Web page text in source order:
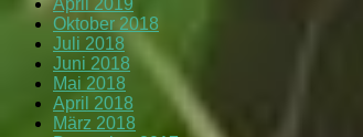
April 2019
Oktober 2018
Juli 2018
Juni 2018
Mai 2018
April 2018
März 2018